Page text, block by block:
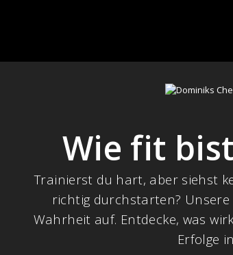
Wie fit
Trainierst du hart, aber siehst
richtig durchstarten? Unsere
Wahrheit auf. Entdecke, was
Erfolge